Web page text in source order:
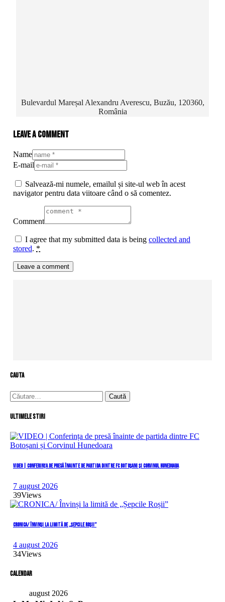
Bulevardul Mareșal Alexandru Averescu, Buzău, 120360,
România
Leave a comment
Name
E-mail
Salvează-mi numele, emailul și site-ul web în acest
navigator pentru data viitoare când o să comentez.
Comment
I agree that my submitted data is being collected and
stored. *
cauta
Caută
după:
Ultimele stiri
VIDEO | Conferința de presă înainte de partida dintre FC Botoșani și Corvinul Hunedoara
7 august 2026
39Views
CRONICA/ Învinși la limită de „Șepcile Roșii”
4 august 2026
34Views
Calendar
august 2026